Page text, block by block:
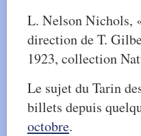
L. Nelson Nichols,
direction de T.
1923, collection
Le sujet du Tarin
billets depuis
octobre.